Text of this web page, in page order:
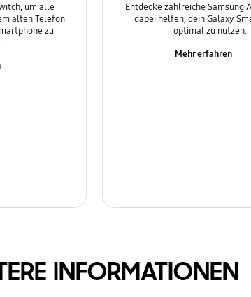
um alle
alten Telefon
zu
Entdecke zahlreiche Samsung
dabei helfen, dein Galaxy
optimal zu nutzen.
Mehr erfahren
INFORMATIONEN